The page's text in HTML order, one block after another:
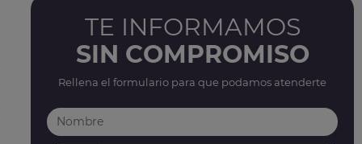
TE INFORMAMOS
SIN COMPROMISO
Rellena el formulario para que podamos atenderte